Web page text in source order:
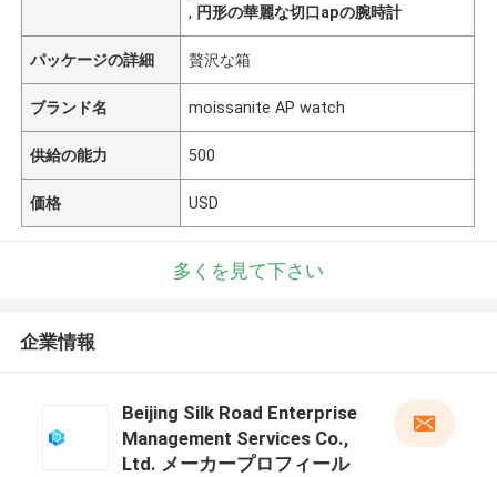
, 円形の華麗な切口apの腕時計
パッケージの詳細 贅沢な箱
ブランド名 moissanite AP watch
供給の能力 500
価格 USD
多くを見て下さい
企業情報
Beijing Silk Road Enterprise
Management Services Co.,
Ltd. メーカープロフィール